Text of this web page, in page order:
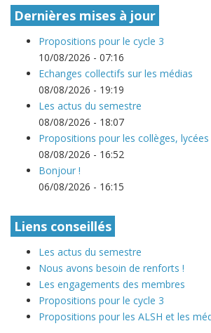
Dernières mises à jour
Propositions pour le cycle 3
10/08/2026 - 07:16
Echanges collectifs sur les médias
08/08/2026 - 19:19
Les actus du semestre
08/08/2026 - 18:07
Propositions pour les collèges,
08/08/2026 - 16:52
Bonjour !
06/08/2026 - 16:15
Liens conseillés
Les actus du semestre
Nous avons besoin de renforts !
Les engagements des membres
Propositions pour le cycle 3
Propositions pour les ALSH et les